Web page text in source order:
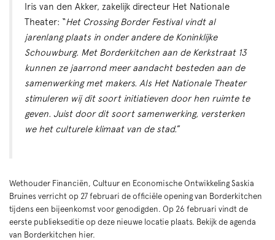
Iris van den Akker, zakelijk directeur Het Nationale
Theater: “Het Crossing Border Festival vindt al
jarenlang plaats in onder andere de Koninklijke
Schouwburg. Met Borderkitchen aan de Kerkstraat 13
kunnen ze jaarrond meer aandacht besteden aan de
samenwerking met makers. Als Het Nationale Theater
stimuleren wij dit soort initiatieven door hen ruimte te
geven. Juist door dit soort samenwerking, versterken
we het culturele klimaat van de stad.”
Wethouder Financiën, Cultuur en Economische Ontwikkeling Saskia
Bruines verricht op 27 februari de officiële opening van Borderkitchen
tijdens een bijeenkomst voor genodigden. Op 26 februari vindt de
eerste publiekseditie op deze nieuwe locatie plaats. Bekijk de agenda
van Borderkitchen hier.